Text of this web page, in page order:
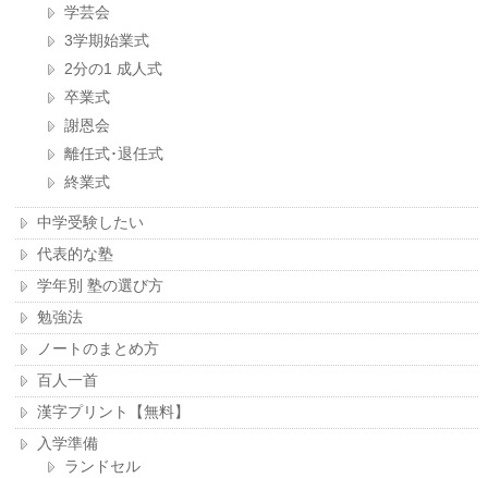
学芸会
3学期始業式
2分の1 成人式
卒業式
謝恩会
離任式･退任式
終業式
中学受験したい
代表的な塾
学年別 塾の選び方
勉強法
ノートのまとめ方
百人一首
漢字プリント【無料】
入学準備
ランドセル